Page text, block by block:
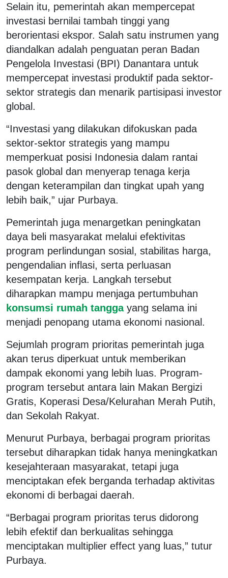
Selain itu, pemerintah akan mempercepat
investasi bernilai tambah tinggi yang
berorientasi ekspor. Salah satu instrumen yang
diandalkan adalah penguatan peran Badan
Pengelola Investasi (BPI) Danantara untuk
mempercepat investasi produktif pada sektor-
sektor strategis dan menarik partisipasi investor
global.
“Investasi yang dilakukan difokuskan pada
sektor-sektor strategis yang mampu
memperkuat posisi Indonesia dalam rantai
pasok global dan menyerap tenaga kerja
dengan keterampilan dan tingkat upah yang
lebih baik,” ujar Purbaya.
Pemerintah juga menargetkan peningkatan
daya beli masyarakat melalui efektivitas
program perlindungan sosial, stabilitas harga,
pengendalian inflasi, serta perluasan
kesempatan kerja. Langkah tersebut
diharapkan mampu menjaga pertumbuhan
konsumsi rumah tangga yang selama ini
menjadi penopang utama ekonomi nasional.
Sejumlah program prioritas pemerintah juga
akan terus diperkuat untuk memberikan
dampak ekonomi yang lebih luas. Program-
program tersebut antara lain Makan Bergizi
Gratis, Koperasi Desa/Kelurahan Merah Putih,
dan Sekolah Rakyat.
Menurut Purbaya, berbagai program prioritas
tersebut diharapkan tidak hanya meningkatkan
kesejahteraan masyarakat, tetapi juga
menciptakan efek berganda terhadap aktivitas
ekonomi di berbagai daerah.
“Berbagai program prioritas terus didorong
lebih efektif dan berkualitas sehingga
menciptakan multiplier effect yang luas,” tutur
Purbaya.